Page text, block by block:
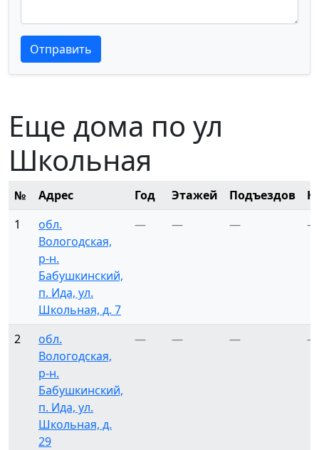
Текст отзыва
Текст отзыва
Отправить
Еще дома по ул
Школьная
№ Адрес Год Этажей Подъездов
1
обл.
Вологодская,
р-н.
Бабушкинский,
п. Ида, ул.
Школьная, д. 7
— — — —
2
обл.
Вологодская,
р-н.
Бабушкинский,
п. Ида, ул.
Школьная, д.
29
— — — —